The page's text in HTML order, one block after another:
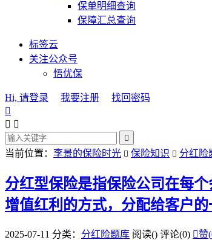
保单明细查询
保障汇总查询
标签云
关注公众号
悟优保
Hi, 请登录 我要注册
找回密码

 

当前位置： 李景的保险时光  保险知识  分红险
分红型保险是指保险公司在每
增值红利的方式，分配给客户的
2025-07-11 分类： 分红险题库 阅读() 评论(0) 赞(